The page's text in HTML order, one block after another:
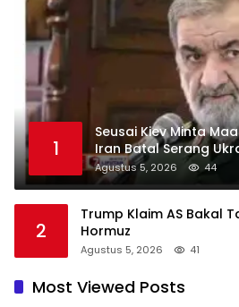
1
Seusai Kiev Minta
Iran Batal Serang
Agustus 5, 2026 44
2
Trump Klaim AS Bakal
Hormuz
Agustus 5, 2026 41
Most Viewed Posts